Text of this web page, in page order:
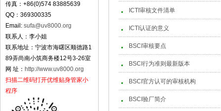
传真：+86(0)574 83885639
QQ：369300335
Email: sufa@uv8000.org
联系人：李小姐
联系地址：宁波市海曙区顺德路1
89弄尚南小筑商务楼12号3-26室
网 址： http://www.uv8000.org
扫描二维码打开优维贴身管家小
程序
ICTI审核文件清单
ICTI认证的意义
BSCI审核要点
BSCI行为准则最新版本
BSCI官方认可的审核机构
BSCI验厂简介